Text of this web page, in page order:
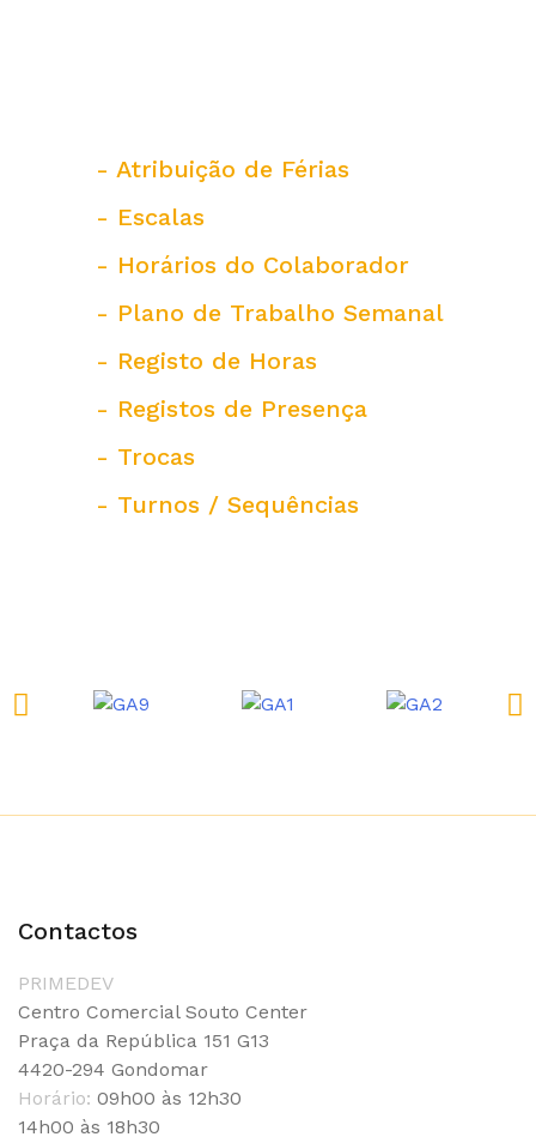
- Atribuição de Férias
- Escalas
- Horários do Colaborador
- Plano de Trabalho Semanal
- Registo de Horas
- Registos de Presença
- Trocas
- Turnos / Sequências
Contactos
PRIMEDEV
Centro Comercial Souto Center
Praça da República 151 G13
4420-294 Gondomar
Horário: 09h00 às 12h30
14h00 às 18h30